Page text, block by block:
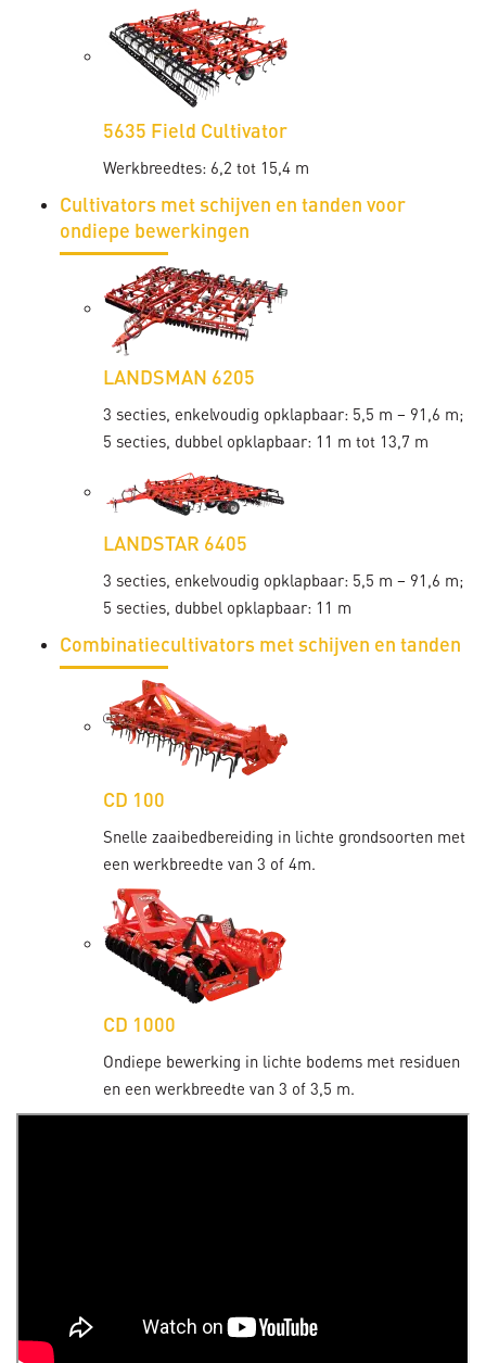
5635 Field Cultivator
Werkbreedtes: 6,2 tot 15,4 m
Cultivators met schijven en tanden voor
ondiepe bewerkingen
LANDSMAN 6205
3 secties, enkelvoudig opklapbaar: 5,5 m – 91,6 m;
5 secties, dubbel opklapbaar: 11 m tot 13,7 m
LANDSTAR 6405
3 secties, enkelvoudig opklapbaar: 5,5 m – 91,6 m;
5 secties, dubbel opklapbaar: 11 m
Combinatiecultivators met schijven en tanden
CD 100
Snelle zaaibedbereiding in lichte grondsoorten met
een werkbreedte van 3 of 4m.
CD 1000
Ondiepe bewerking in lichte bodems met residuen
en een werkbreedte van 3 of 3,5 m.